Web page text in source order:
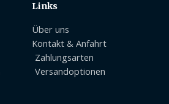
Links
Über uns
Kontakt & Anfahrt
Zahlungsarten
Versandoptionen